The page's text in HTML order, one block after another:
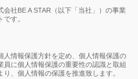
会社BE A STAR（以下「当社」）の事業
す。
人情報保護方針を定め、個人情報保護の
員に個人情報保護の重要性の認識と取組
、個人情報の保護を推進致します。